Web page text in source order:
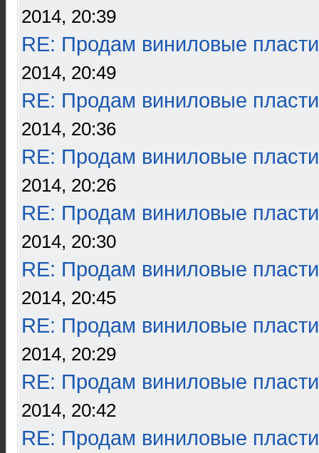
2014, 20:39
RE: Продам виниловые
2014, 20:49
RE: Продам виниловые
2014, 20:36
RE: Продам виниловые
2014, 20:26
RE: Продам виниловые
2014, 20:30
RE: Продам виниловые
2014, 20:45
RE: Продам виниловые
2014, 20:29
RE: Продам виниловые
2014, 20:42
RE: Продам виниловые